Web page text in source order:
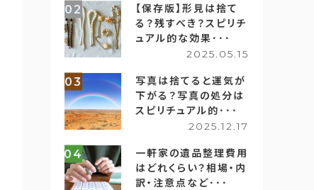
02
【保存版】形見は捨て
る？残すべき？スピリチ
ュアル的な効果･･･
2025.05.15
03
写真は捨てると運気が
下がる？写真の処分は
スピリチュアル的･･･
2025.12.17
04
一軒家の遺品整理費用
はどれくらい？相場・内
訳・注意点など･･･